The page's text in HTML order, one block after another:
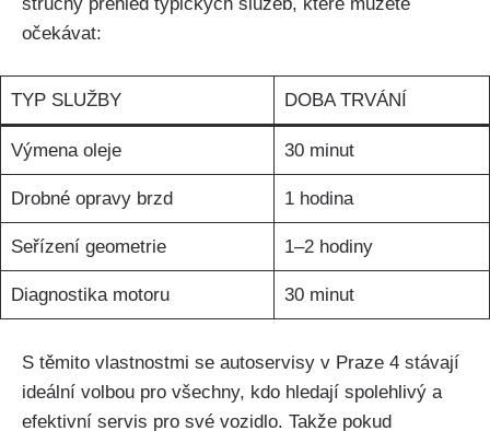
očekávat:
TYP SLUŽBY DOBA TRVÁNÍ
Výmena ⁣oleje 30 minut
Drobné ‍opravy brzd 1 ‍hodina
Seřízení geometrie 1–2 hodiny
Diagnostika ​motoru 30⁢ minut
S těmito vlastnostmi se autoservisy v Praze 4 ⁢stávají
ideální volbou pro všechny, kdo ​hledají spolehlivý⁤ a
efektivní servis pro své vozidlo. Takže pokud